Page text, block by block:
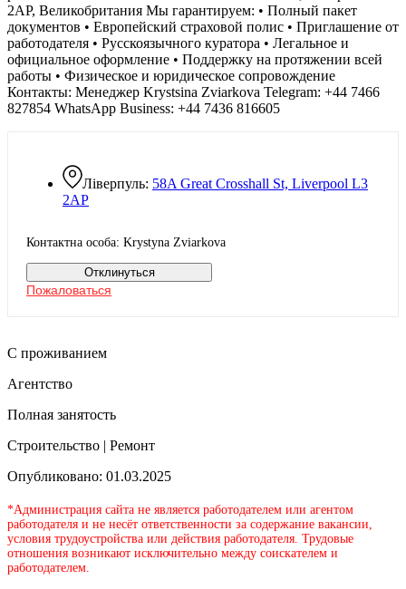
Ліверпуль: 58A Great Crosshall St, Liverpool L3
2AP
Контактна особа: Krystyna Zviarkova
Отклинуться
Пожаловаться
2AP, Великобритания Мы гарантируем: • Полный пакет
документов • Европейский страховой полис • Приглашение от
работодателя • Русскоязычного куратора • Легальное и
официальное оформление • Поддержку на протяжении всей
работы • Физическое и юридическое сопровождение
Контакты: Менеджер Krystsina Zviarkova Telegram: +44 7466
827854 WhatsApp Business: +44 7436 816605
С проживанием
Агентство
Полная занятость
Строительство | Ремонт
Опубликовано: 01.03.2025
*Администрация сайта не является работодателем или агентом
работодателя и не несёт ответственности за содержание вакансии,
условия трудоустройства или действия работодателя. Трудовые
отношения возникают исключительно между соискателем и
работодателем.